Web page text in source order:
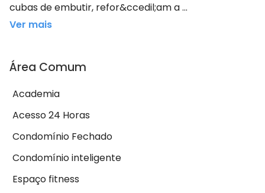
cubas de embutir, refor&ccedil;am a ...
Ver mais
Área Comum
Academia
Acesso 24 Horas
Condomínio Fechado
Condomínio inteligente
Espaço fitness